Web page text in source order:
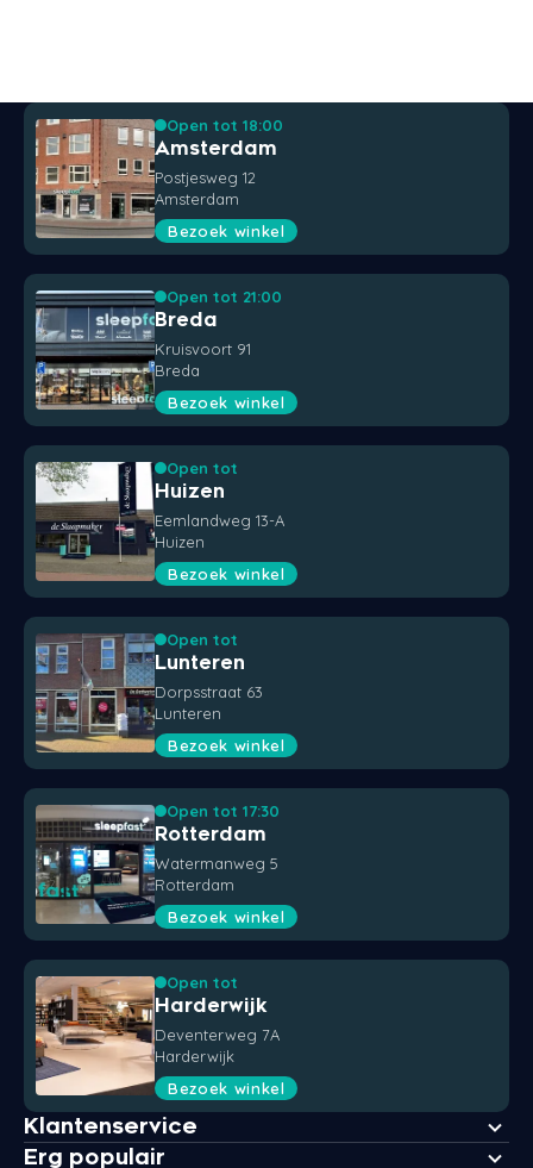
Open tot 18:00
Amsterdam
Postjesweg 12
Amsterdam
Bezoek winkel
Open tot 21:00
Breda
Kruisvoort 91
Breda
Bezoek winkel
Open tot
Huizen
Eemlandweg 13-A
Huizen
Bezoek winkel
Open tot
Lunteren
Dorpsstraat 63
Lunteren
Bezoek winkel
Open tot 17:30
Rotterdam
Watermanweg 5
Rotterdam
Bezoek winkel
Open tot
Harderwijk
Deventerweg 7A
Harderwijk
Bezoek winkel
Klantenservice
Erg populair